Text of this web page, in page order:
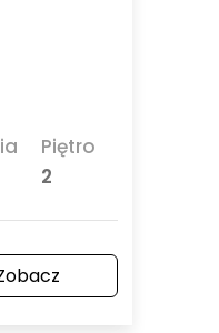
Piętro
2